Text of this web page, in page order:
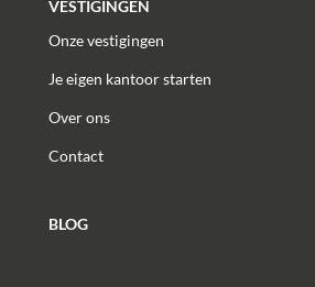
VESTIGINGEN
Onze vestigingen
Je eigen kantoor starten
Over ons
Contact
BLOG